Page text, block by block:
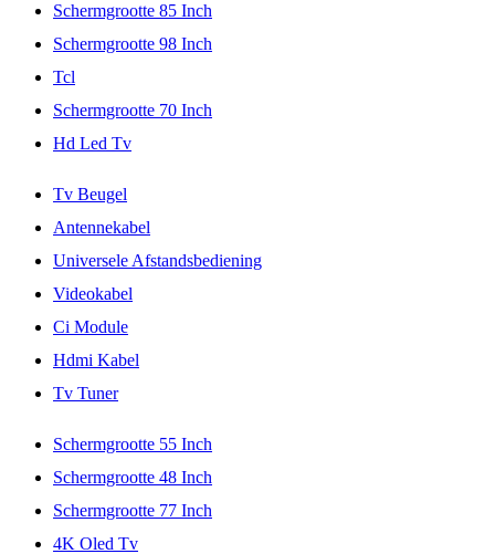
Schermgrootte 85 Inch
Schermgrootte 98 Inch
Tcl
Schermgrootte 70 Inch
Hd Led Tv
Tv Beugel
Antennekabel
Universele Afstandsbediening
Videokabel
Ci Module
Hdmi Kabel
Tv Tuner
Schermgrootte 55 Inch
Schermgrootte 48 Inch
Schermgrootte 77 Inch
4K Oled Tv